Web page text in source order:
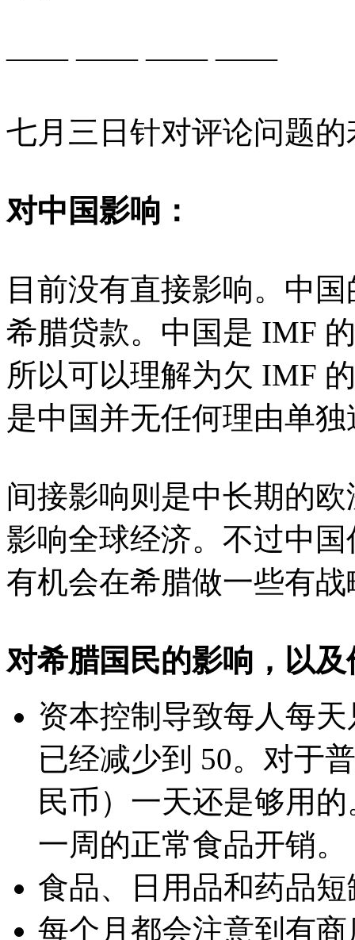
—— —— —— ——
七月三日针对评论问题
对中国影响：
目前没有直接影响。中
希腊贷款。中国是 IMF
所以可以理解为欠 IMF
是中国并无任何理由单
间接影响则是中长期的
影响全球经济。不过中
有机会在希腊做一些有
对希腊国民的影响，以
资本控制导致每人每
已经减少到 50。对于
民币）一天还是够用
一周的正常食品开销。
食品、日用品和药品短
每个月都会注意到有